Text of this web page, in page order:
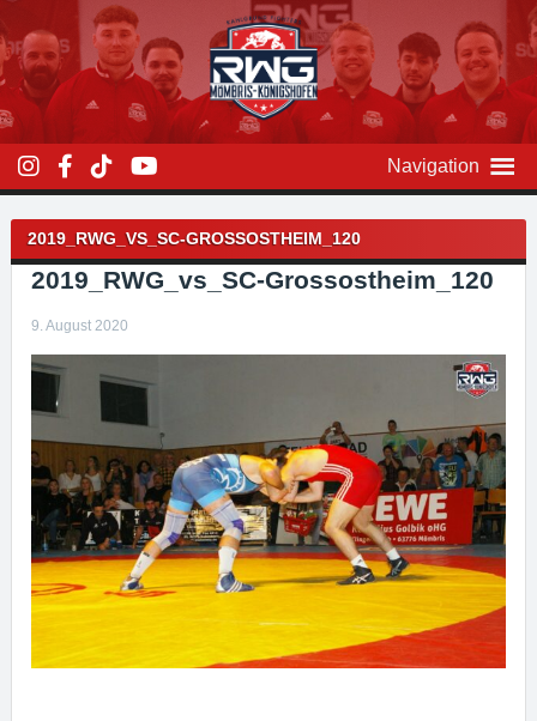
Inhalt
überspringen
Navigation
2019_RWG_VS_SC-GROSSOSTHEIM_120
2019_RWG_vs_SC-Grossostheim_120
9. August 2020
Beitragsnavigation